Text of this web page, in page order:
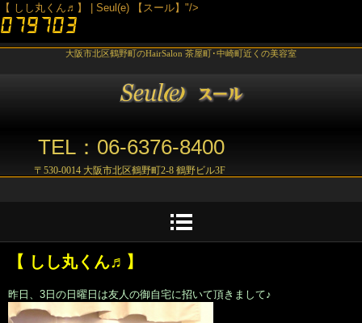
【 しし丸くん♬】 | Seul(e) 【スール】"/>
大阪市北区鶴野町のHairSalon 茶屋町･中崎町近くの美容室
TEL：06-6376-8400
〒530-0014 大阪市北区鶴野町2-8 鶴野ビル3F
【 しし丸くん♬】
昨日、3日の日曜日は友人の御自宅に招いて頂きまして♪